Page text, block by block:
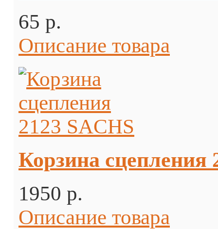
65 p.
Описание товара
Корзина сцепления
1950 p.
Описание товара